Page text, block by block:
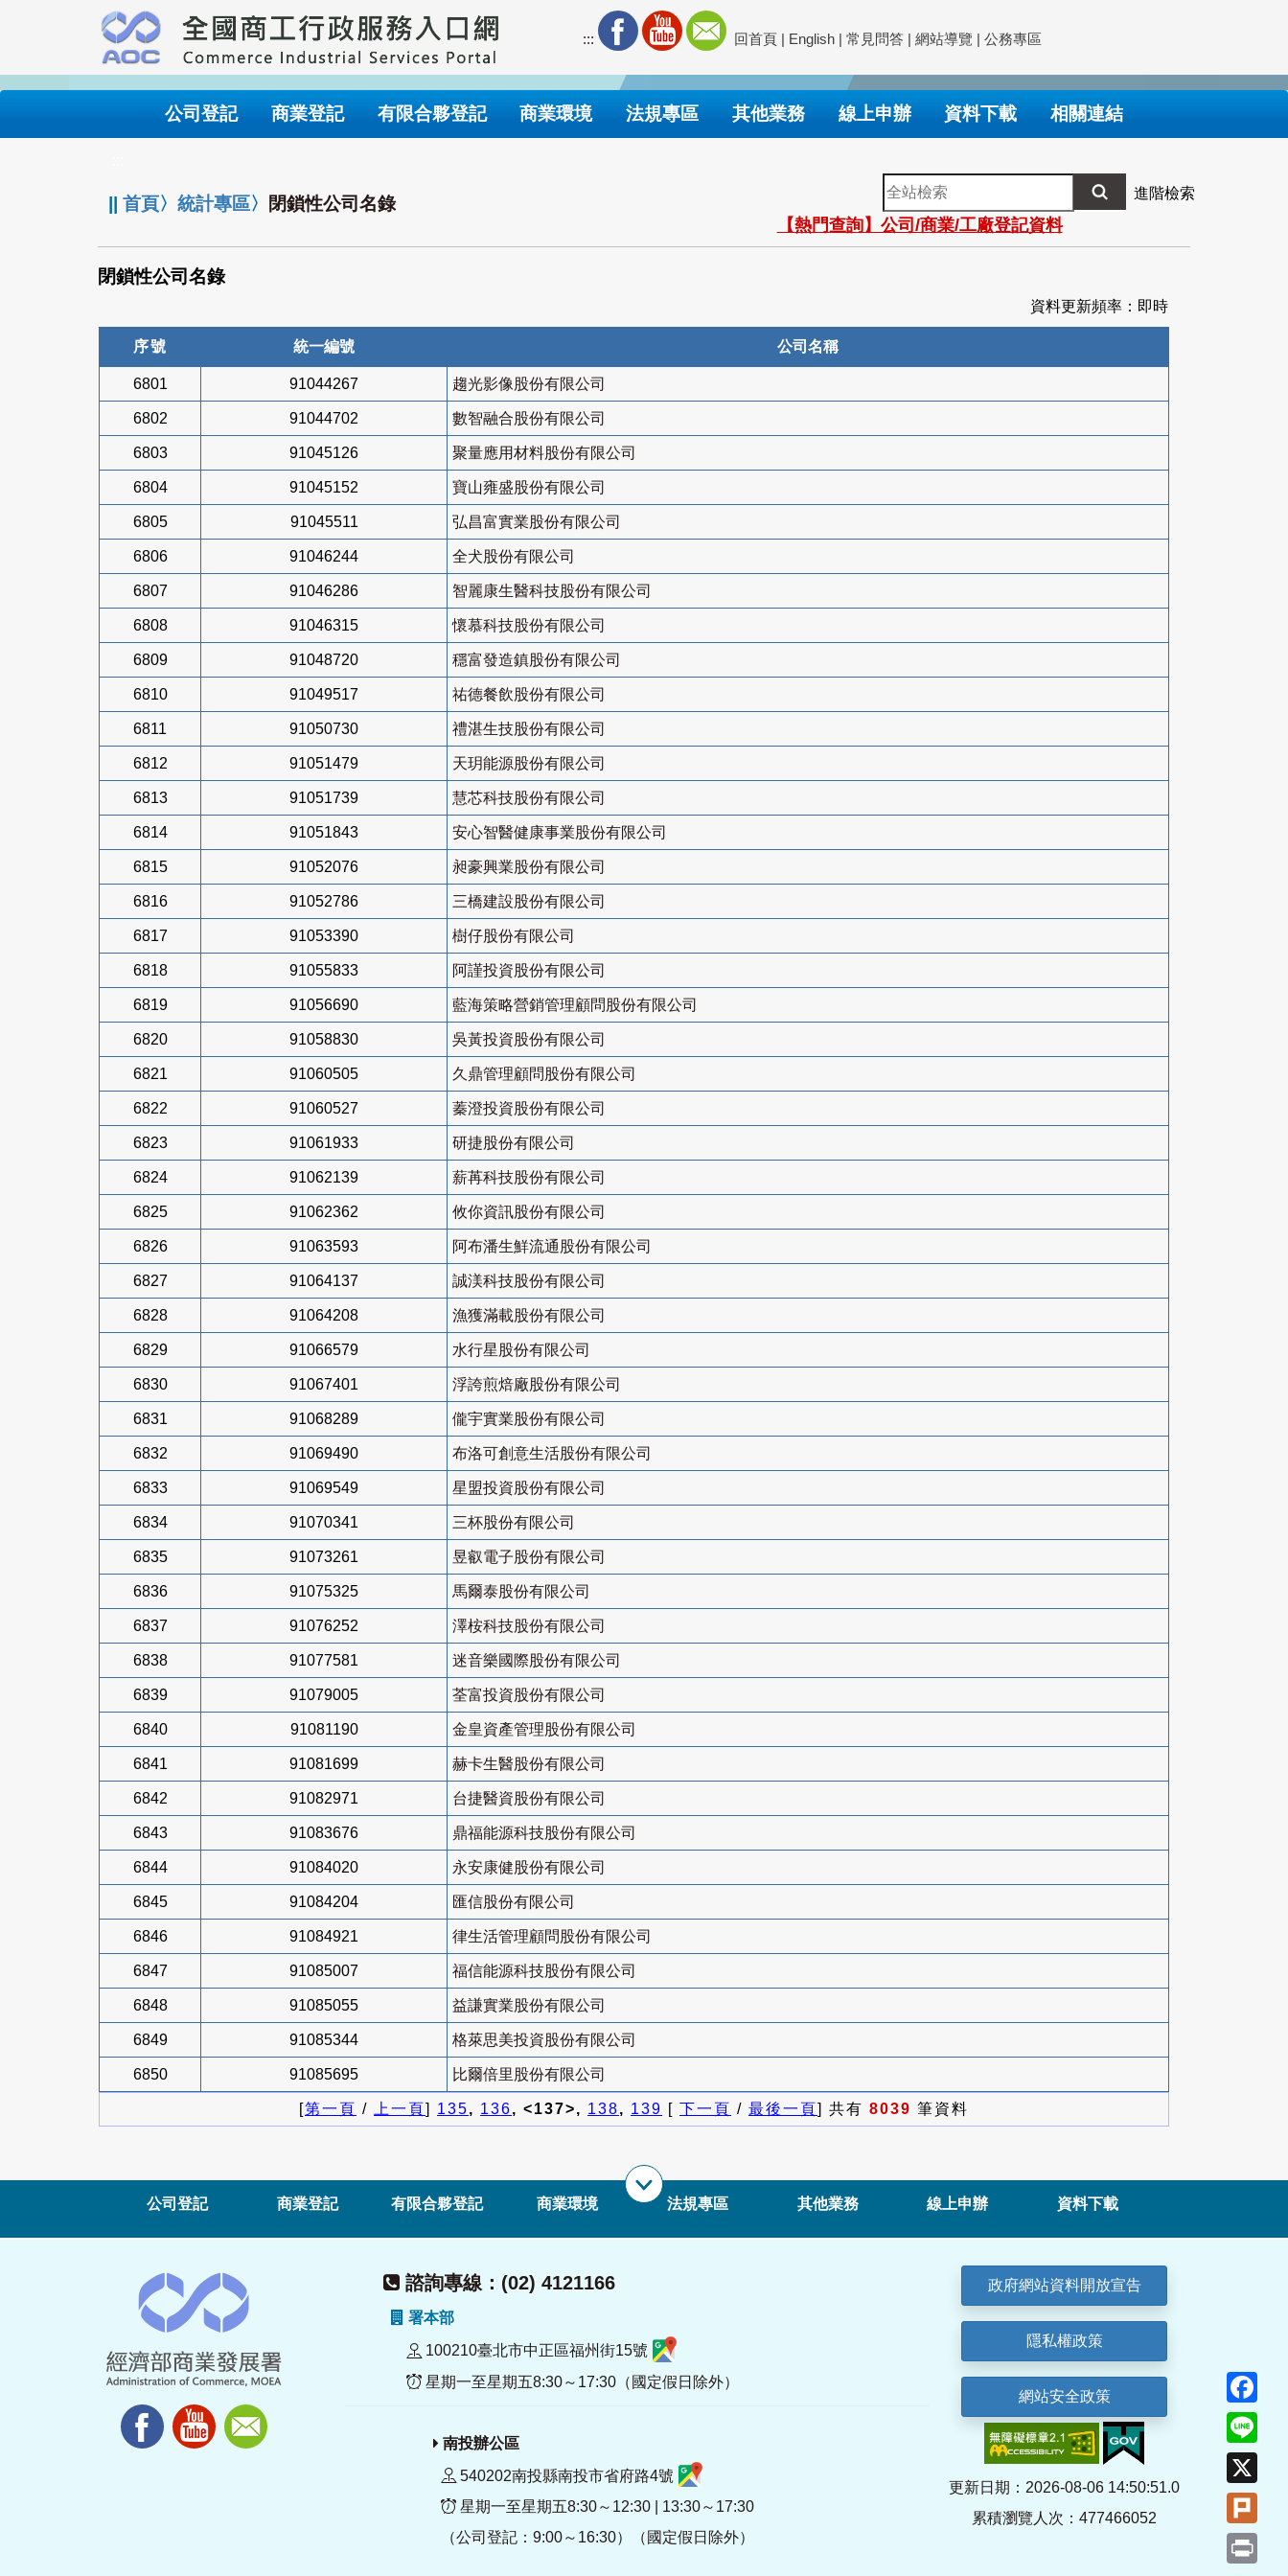
要
內
::: 回首頁 | English | 常見問答 | 網站導覽 | 公務專區
公司登記 商業登記 有限合夥登記 商業環境 法規專區 其他業務 線上申辦 資料下載 相關連結
||首頁〉統計專區〉 閉鎖性公司名錄
全
站
檢
索
進階檢索
【熱門查詢】公司/商業/工廠登記資料
閉鎖性公司名錄
資料更新頻率：即時
序號 統一編號 公司名稱
6801 91044267 趨光影像股份有限公司
6802 91044702 數智融合股份有限公司
6803 91045126 聚量應用材料股份有限公司
6804 91045152 寶山雍盛股份有限公司
6805 91045511 弘昌富實業股份有限公司
6806 91046244 全犬股份有限公司
6807 91046286 智麗康生醫科技股份有限公司
6808 91046315 懷慕科技股份有限公司
6809 91048720 穩富發造鎮股份有限公司
6810 91049517 祐德餐飲股份有限公司
6811 91050730 禮湛生技股份有限公司
6812 91051479 天玥能源股份有限公司
6813 91051739 慧芯科技股份有限公司
6814 91051843 安心智醫健康事業股份有限公司
6815 91052076 昶豪興業股份有限公司
6816 91052786 三橋建設股份有限公司
6817 91053390 樹仔股份有限公司
6818 91055833 阿謹投資股份有限公司
6819 91056690 藍海策略營銷管理顧問股份有限公司
6820 91058830 吳黃投資股份有限公司
6821 91060505 久鼎管理顧問股份有限公司
6822 91060527 蓁澄投資股份有限公司
6823 91061933 研捷股份有限公司
6824 91062139 薪苒科技股份有限公司
6825 91062362 攸你資訊股份有限公司
6826 91063593 阿布潘生鮮流通股份有限公司
6827 91064137 誠渼科技股份有限公司
6828 91064208 漁獲滿載股份有限公司
6829 91066579 水行星股份有限公司
6830 91067401 浮誇煎焙廠股份有限公司
6831 91068289 儱宇實業股份有限公司
6832 91069490 布洛可創意生活股份有限公司
6833 91069549 星盟投資股份有限公司
6834 91070341 三杯股份有限公司
6835 91073261 昱叡電子股份有限公司
6836 91075325 馬爾泰股份有限公司
6837 91076252 澤桉科技股份有限公司
6838 91077581 迷音樂國際股份有限公司
6839 91079005 荃富投資股份有限公司
6840 91081190 金皇資產管理股份有限公司
6841 91081699 赫卡生醫股份有限公司
6842 91082971 台捷醫資股份有限公司
6843 91083676 鼎福能源科技股份有限公司
6844 91084020 永安康健股份有限公司
6845 91084204 匯信股份有限公司
6846 91084921 律生活管理顧問股份有限公司
6847 91085007 福信能源科技股份有限公司
6848 91085055 益謙實業股份有限公司
6849 91085344 格萊思美投資股份有限公司
6850 91085695 比爾倍里股份有限公司
[第一頁 / 上一頁] 135, 136, <137>, 138, 139 [ 下一頁 / 最後一頁] 共有 8039 筆資料
公司登記 商業登記 有限合夥登記 商業環境 法規專區 其他業務 線上申辦 資料下載
諮詢專線：(02) 4121166
署本部
100210臺北市中正區福州街15號
星期一至星期五8:30～17:30（國定假日除外）
南投辦公區
540202南投縣南投市省府路4號
星期一至星期五8:30～12:30 | 13:30～17:30
（公司登記：9:00～16:30）（國定假日除外）
政府網站資料開放宣告
隱私權政策
網站安全政策
更新日期：2026-08-06 14:50:51.0
累積瀏覽人次：477466052